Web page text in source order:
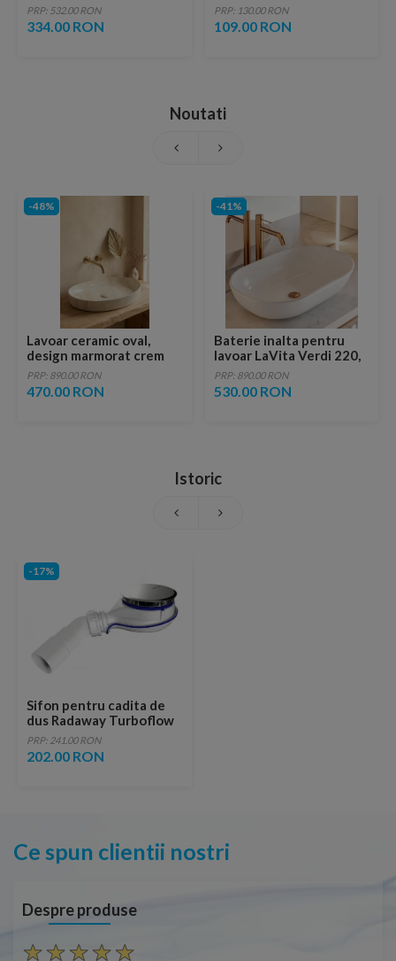
PRP: 532.00 RON
334.00 RON
PRP: 130.00 RON
109.00 RON
Noutati
-48%
Lavoar ceramic oval,
design marmorat crem
lucios cu vene aurii,
ventil inclus
PRP: 890.00 RON
470.00 RON
-41%
Baterie inalta pentru
lavoar LaVita Verdi 220,
fara ventil, brushed
copper
PRP: 890.00 RON
530.00 RON
Istoric
-17%
Sifon pentru cadita de
dus Radaway Turboflow
TBXS
PRP: 241.00 RON
202.00 RON
Ce spun clientii nostri
Despre produse